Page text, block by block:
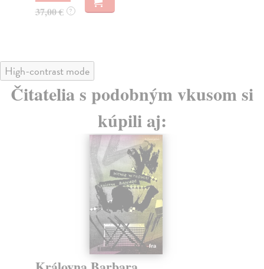
37,00 € ?
High-contrast mode
Čitatelia s podobným vkusom si
kúpili aj: